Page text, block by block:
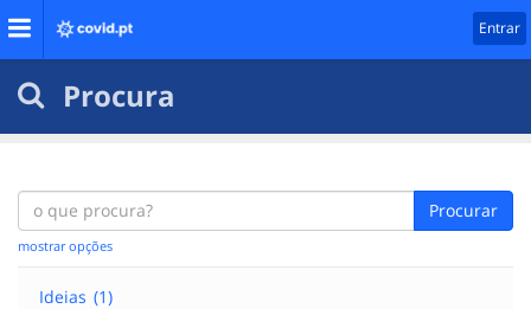
Entrar
Procura
Procurar
mostrar opções
Ideias (1)